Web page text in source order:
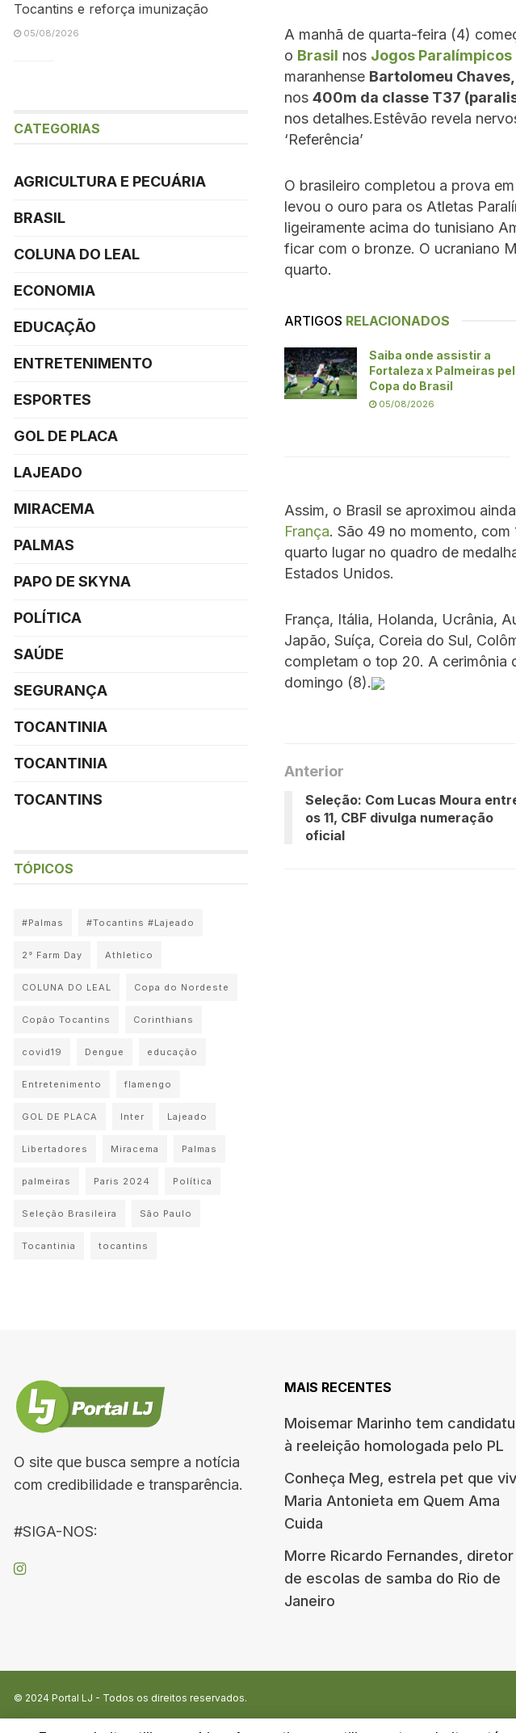
A manhã de quarta-feira (4)
o Brasil nos Jogos Paralímpicos
maranhense Bartolomeu
nos 400m da classe T37
nos detalhes.Estêvão revela
‘Referência’
O brasileiro completou a prova
levou o ouro para os Atletas
ligeiramente acima do tunisiano
ficar com o bronze. O ucraniano
quarto.
ARTIGOS RELACIONADOS
Saiba onde assistir a
Fortaleza x Palmeiras
Copa do Brasil
05/08/2026
Assim, o Brasil se aproximou
França. São 49 no momento,
quarto lugar no quadro de
Estados Unidos.
França, Itália, Holanda, Ucrânia,
Japão, Suíça, Coreia do Sul,
completam o top 20. A cerimônia
domingo (8).
Anterior
Seleção: Com Lucas Moura
os 11, CBF divulga numeração
oficial
Tocantins e reforça imunização
05/08/2026
CATEGORIAS
AGRICULTURA E PECUÁRIA
BRASIL
COLUNA DO LEAL
ECONOMIA
EDUCAÇÃO
ENTRETENIMENTO
ESPORTES
GOL DE PLACA
LAJEADO
MIRACEMA
PALMAS
PAPO DE SKYNA
POLÍTICA
SAÚDE
SEGURANÇA
TOCANTINIA
TOCANTINIA
TOCANTINS
TÓPICOS
#Palmas #Tocantins #Lajeado
2° Farm Day Athletico
COLUNA DO LEAL Copa do Nordeste
Copão Tocantins Corinthians
covid19 Dengue educação
Entretenimento flamengo
GOL DE PLACA Inter Lajeado
Libertadores Miracema Palmas
palmeiras Paris 2024 Política
Seleção Brasileira São Paulo
Tocantinia tocantins
O site que busca sempre a notícia
com credibilidade e transparência.
#SIGA-NOS:
MAIS RECENTES
Moisemar Marinho tem
à reeleição homologada pelo PL
Conheça Meg, estrela pet que
Maria Antonieta em Quem Ama
Cuida
Morre Ricardo Fernandes, diretor
de escolas de samba do Rio de
Janeiro
© 2024 Portal LJ - Todos os direitos reservados.